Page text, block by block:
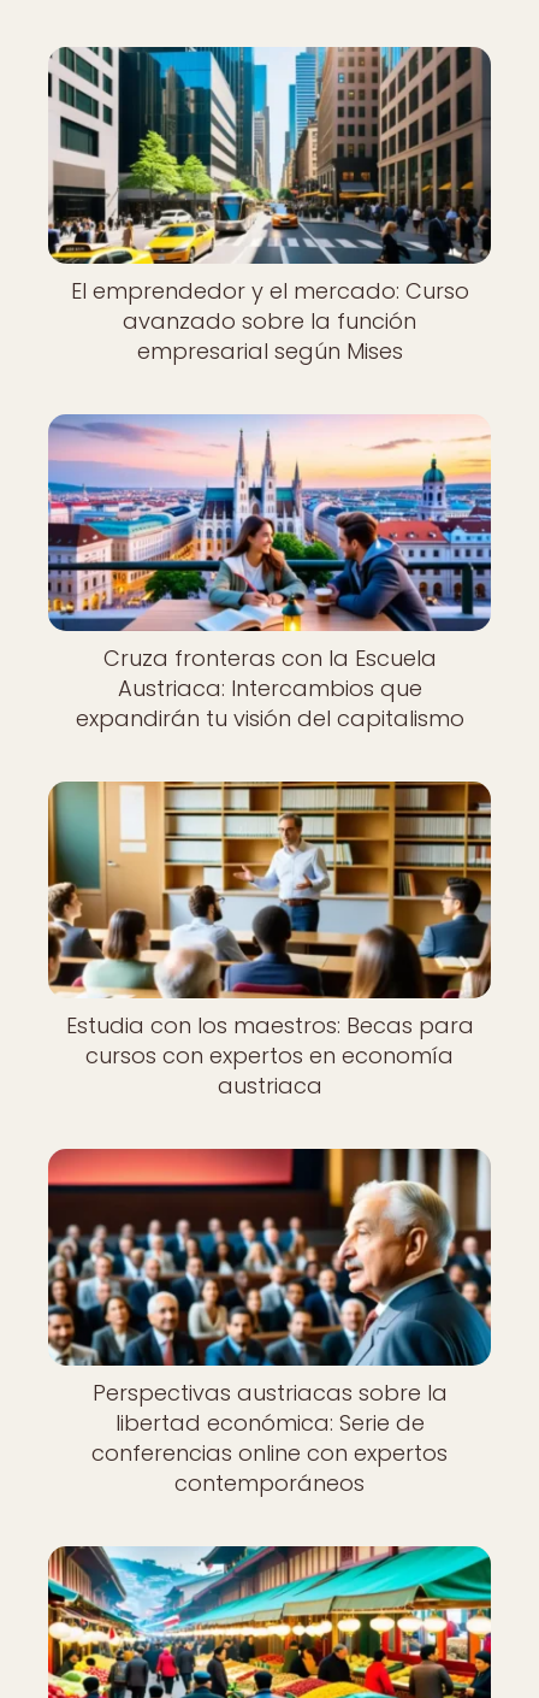
El emprendedor y el mercado: Curso
avanzado sobre la función
empresarial según Mises
Cruza fronteras con la Escuela
Austriaca: Intercambios que
expandirán tu visión del capitalismo
Estudia con los maestros: Becas para
cursos con expertos en economía
austriaca
Perspectivas austriacas sobre la
libertad económica: Serie de
conferencias online con expertos
contemporáneos